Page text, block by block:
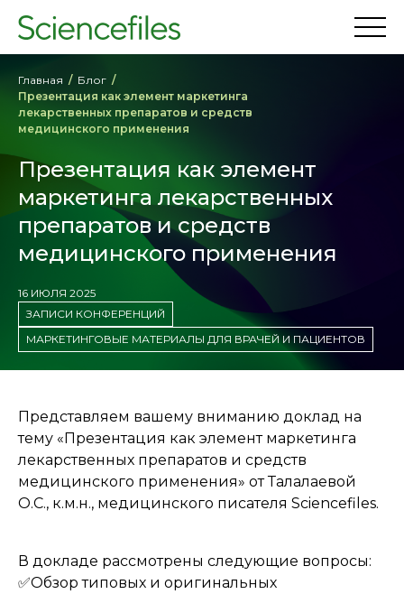
Главная
Блог
Презентация как элемент маркетинга
лекарственных препаратов и средств
медицинского применения
Презентация как элемент
маркетинга лекарственных
препаратов и средств
медицинского применения
16 ИЮЛЯ 2025
ЗАПИСИ КОНФЕРЕНЦИЙ
МАРКЕТИНГОВЫЕ МАТЕРИАЛЫ ДЛЯ ВРАЧЕЙ И ПАЦИЕНТОВ
Представляем вашему вниманию доклад на
тему «Презентация как элемент маркетинга
лекарственных препаратов и средств
медицинского применения» от Талалаевой
О.С., к.м.н., медицинского писателя Sciencefiles.
В докладе рассмотрены следующие вопросы:
✅Обзор типовых и оригинальных